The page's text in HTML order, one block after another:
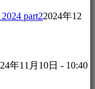
part22024年12
年11月10日 - 10:40